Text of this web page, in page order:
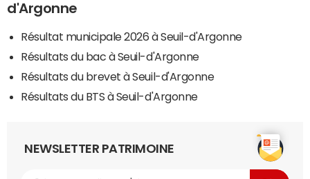
d'Argonne
Résultat municipale 2026 à Seuil-d'Argonne
Résultats du bac à Seuil-d'Argonne
Résultats du brevet à Seuil-d'Argonne
Résultats du BTS à Seuil-d'Argonne
NEWSLETTER PATRIMOINE